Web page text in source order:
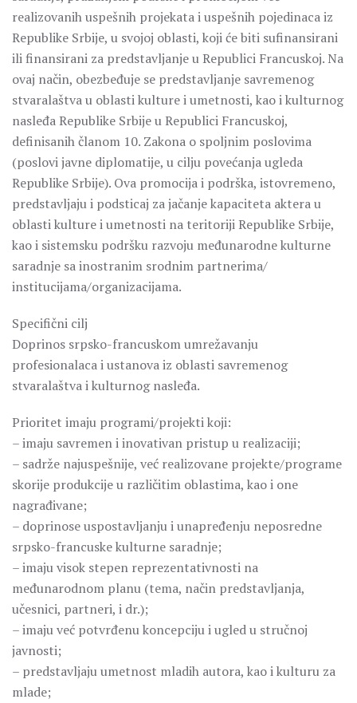
realizovanih uspešnih projekata i uspešnih pojedinaca iz
Republike Srbije, u svojoj oblasti, koji će biti sufinansirani
ili finansirani za predstavljanje u Republici Francuskoj. Na
ovaj način, obezbeđuje se predstavljanje savremenog
stvaralaštva u oblasti kulture i umetnosti, kao i kulturnog
nasleđa Republike Srbije u Republici Francuskoj,
definisanih članom 10. Zakona o spoljnim poslovima
(poslovi javne diplomatije, u cilju povećanja ugleda
Republike Srbije). Ova promocija i podrška, istovremeno,
predstavljaju i podsticaj za jačanje kapaciteta aktera u
oblasti kulture i umetnosti na teritoriji Republike Srbije,
kao i sistemsku podršku razvoju međunarodne kulturne
saradnje sa inostranim srodnim partnerima/
institucijama/organizacijama.
Specifični cilj
Doprinos srpsko-francuskom umrežavanju
profesionalaca i ustanova iz oblasti savremenog
stvaralaštva i kulturnog nasleđa.
Prioritet imaju programi/projekti koji:
– imaju savremen i inovativan pristup u realizaciji;
– sadrže najuspešnije, već realizovane projekte/programe
skorije produkcije u različitim oblastima, kao i one
nagrađivane;
– doprinose uspostavljanju i unapređenju neposredne
srpsko-francuske kulturne saradnje;
– imaju visok stepen reprezentativnosti na
međunarodnom planu (tema, način predstavljanja,
učesnici, partneri, i dr.);
– imaju već potvrđenu koncepciju i ugled u stručnoj
javnosti;
– predstavljaju umetnost mladih autora, kao i kulturu za
mlade;